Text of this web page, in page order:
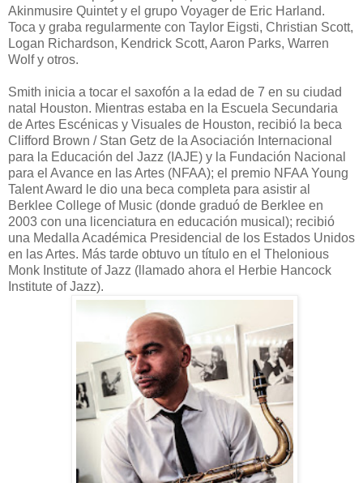
Akinmusire Quintet y el grupo Voyager de Eric Harland.
Toca y graba regularmente con Taylor Eigsti, Christian Scott,
Logan Richardson, Kendrick Scott, Aaron Parks, Warren
Wolf y otros.
Smith inicia a tocar el saxofón a la edad de 7 en su ciudad
natal Houston. Mientras estaba en la Escuela Secundaria
de Artes Escénicas y Visuales de Houston, recibió la beca
Clifford Brown / Stan Getz de la Asociación Internacional
para la Educación del Jazz (IAJE) y la Fundación Nacional
para el Avance en las Artes (NFAA); el premio NFAA Young
Talent Award le dio una beca completa para asistir al
Berklee College of Music (donde graduó de Berklee en
2003 con una licenciatura en educación musical); recibió
una Medalla Académica Presidencial de los Estados Unidos
en las Artes. Más tarde obtuvo un título en el Thelonious
Monk Institute of Jazz (llamado ahora el Herbie Hancock
Institute of Jazz).